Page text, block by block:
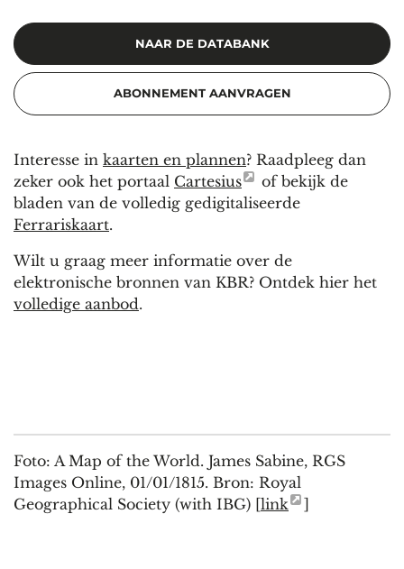
NAAR DE DATABANK
ABONNEMENT AANVRAGEN
Interesse in kaarten en plannen? Raadpleeg dan
zeker ook het portaal Cartesius
of bekijk de
bladen van de volledig gedigitaliseerde
Ferrariskaart.
Wilt u graag meer informatie over de
elektronische bronnen van KBR? Ontdek hier het
volledige aanbod.
Foto: A Map of the World. James Sabine, RGS
Images Online, 01/01/1815. Bron: Royal
Geographical Society (with IBG) [link ]